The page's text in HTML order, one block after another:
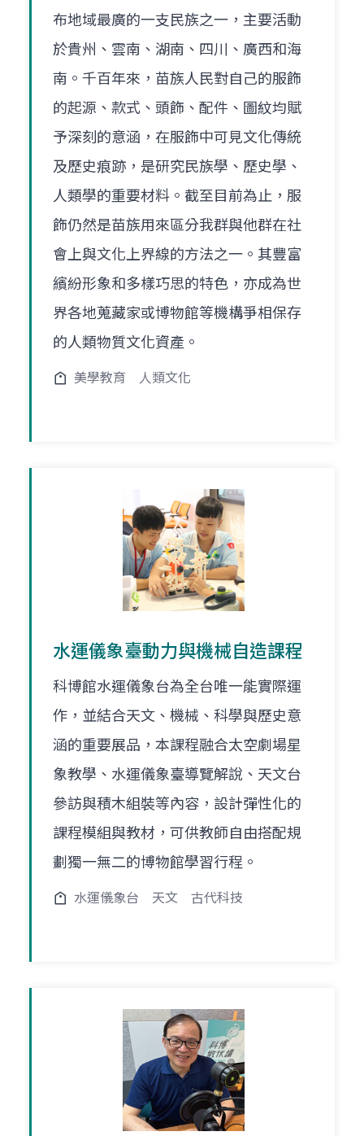
布地域最廣的一支民族之一，主要活動
於貴州、雲南、湖南、四川、廣西和海
南。千百年來，苗族人民對自己的服飾
的起源、款式、頭飾、配件、圖紋均賦
予深刻的意涵，在服飾中可見文化傳統
及歷史痕跡，是研究民族學、歷史學、
人類學的重要材料。截至目前為止，服
飾仍然是苗族用來區分我群與他群在社
會上與文化上界線的方法之一。其豐富
繽紛形象和多樣巧思的特色，亦成為世
界各地蒐藏家或博物館等機構爭相保存
的人類物質文化資產。
美學教育 人類文化
水運儀象臺動力與機械自造課程
科博館水運儀象台為全台唯一能實際運
作，並結合天文、機械、科學與歷史意
涵的重要展品，本課程融合太空劇場星
象教學、水運儀象臺導覽解說、天文台
參訪與積木組裝等內容，設計彈性化的
課程模組與教材，可供教師自由搭配規
劃獨一無二的博物館學習行程。
水運儀象台 天文 古代科技